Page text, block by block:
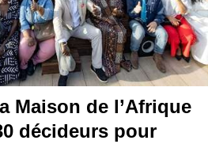
Maison de l’Afrique
décideurs pour